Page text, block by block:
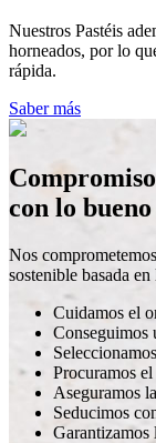
Nuestros Pastéis
horneados, por lo
rápida.
Saber más
Compromiso
con lo bueno
Nos
sostenible basada
Cuidamos el
Conseguimos
Procuramos el
Aseguramos
Seducimos
Garantizamos